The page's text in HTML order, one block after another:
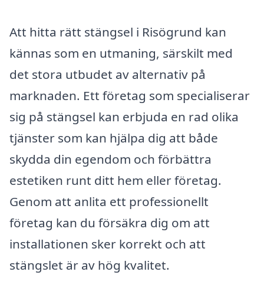
Att hitta rätt stängsel i Risögrund kan
kännas som en utmaning, särskilt med
det stora utbudet av alternativ på
marknaden. Ett företag som specialiserar
sig på stängsel kan erbjuda en rad olika
tjänster som kan hjälpa dig att både
skydda din egendom och förbättra
estetiken runt ditt hem eller företag.
Genom att anlita ett professionellt
företag kan du försäkra dig om att
installationen sker korrekt och att
stängslet är av hög kvalitet.